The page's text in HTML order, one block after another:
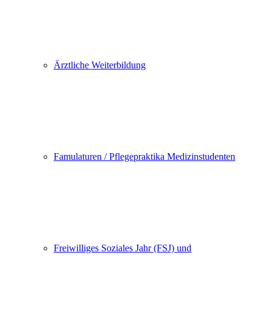
Ärztliche Weiterbildung
Famulaturen / Pflegepraktika Medizinstudenten
Freiwilliges Soziales Jahr (FSJ) und